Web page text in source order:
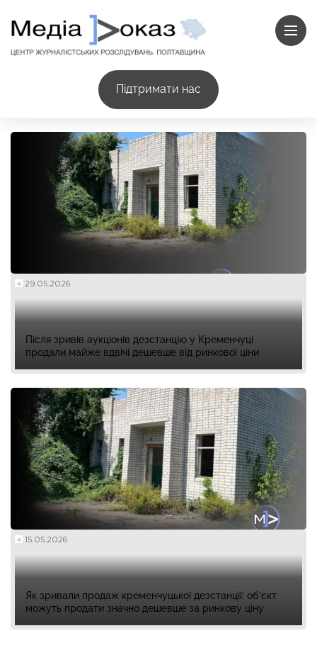
Підтримати нас
29.05.2026
Після зривів аукціонів дезстанцію у Кременчуці
продали майже вдвічі дешевше від ринкової ціни
15.05.2026
Як зривали продаж кременчуцької дезстанції: об’єкт
можуть продати значно дешевше за ринкову ціну